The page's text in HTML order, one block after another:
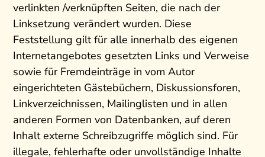
verlinkten /verknüpften Seiten, die nach der
Linksetzung verändert wurden. Diese
Feststellung gilt für alle innerhalb des eigenen
Internetangebotes gesetzten Links und Verweise
sowie für Fremdeinträge in vom Autor
eingerichteten Gästebüchern, Diskussionsforen,
Linkverzeichnissen, Mailinglisten und in allen
anderen Formen von Datenbanken, auf deren
Inhalt externe Schreibzugriffe möglich sind. Für
illegale, fehlerhafte oder unvollständige Inhalte